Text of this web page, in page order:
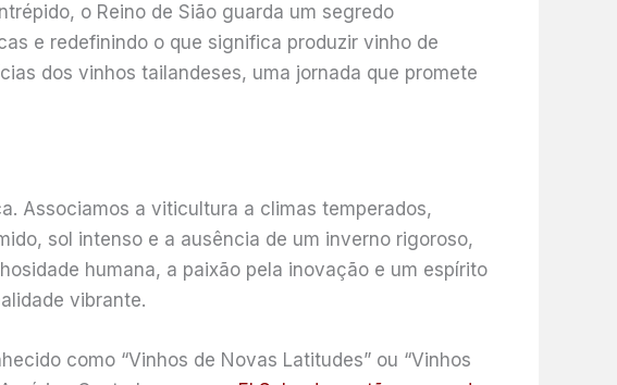
o Reino de Sião guarda um segredo
e redefinindo o que significa produzir vinho de
dos vinhos tailandeses, uma jornada que promete
Associamos a viticultura a climas temperados,
sol intenso e a ausência de um inverno rigoroso,
humana, a paixão pela inovação e um espírito
vibrante.
como “Vinhos de Novas Latitudes” ou “Vinhos